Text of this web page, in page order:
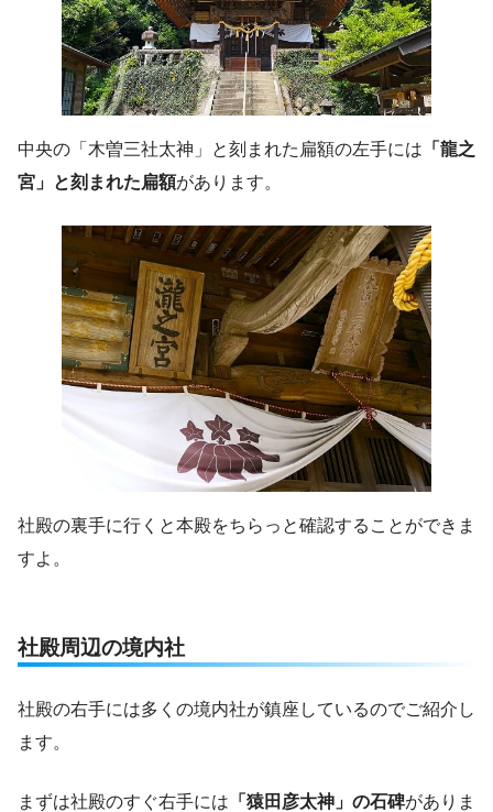
中央の「木曽三社太神」と刻まれた扁額の左手には 「龍之
宮」と刻まれた扁額があります。
社殿の裏手に行くと本殿をちらっと確認することができま
すよ。
社殿周辺の境内社
社殿の右手には多くの境内社が鎮座しているのでご紹介し
ます。
まずは社殿のすぐ右手には 「猿田彦太神」の石碑がありま